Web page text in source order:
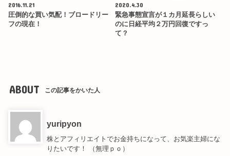
2016.11.21
圧倒的な買い気配！ブロードリー
フの現在！
2020.4.30
緊急事態宣言が１カ月延長らしい
のに日経平均２万円回復ですっ
て？
ABOUT この記事をかいた人
yuripyon
株とアフィリエイトでお金持ちになって、お気楽主婦にな
りたいです！ （無理ｐｏ）